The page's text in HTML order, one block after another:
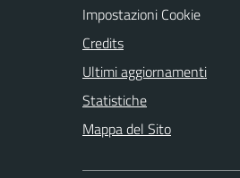
Impostazioni Cookie
Credits
Ultimi aggiornamenti
Statistiche
Mappa del Sito